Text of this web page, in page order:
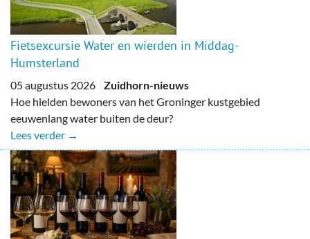
Fietsexcursie Water en wierden in Middag-
Humsterland
05 augustus 2026 Zuidhorn-nieuws
Hoe hielden bewoners van het Groninger kustgebied
eeuwenlang water buiten de deur?
Lees verder →